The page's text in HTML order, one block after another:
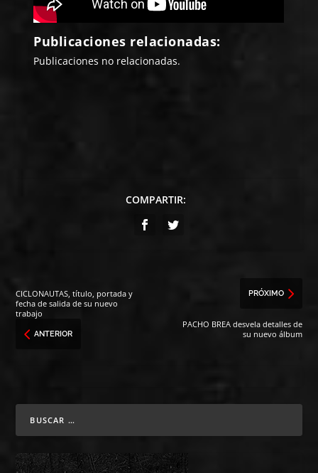
Publicaciones relacionadas:
Publicaciones no relacionadas.
COMPARTIR:
CICLONAUTAS, título, portada y
fecha de salida de su nuevo
trabajo
ANTERIOR
PRÓXIMO
PACHO BREA desvela detalles de
su nuevo álbum